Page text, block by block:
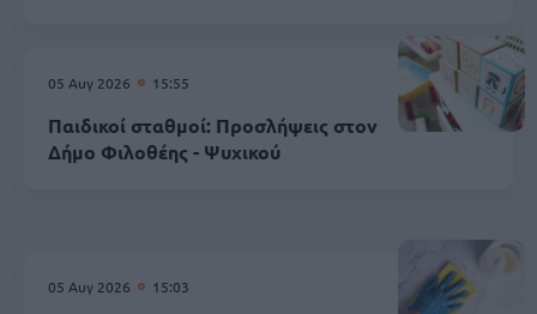
05 Αυγ 2026 15:55
Παιδικοί σταθμοί: Προσλήψεις στον
Δήμο Φιλοθέης - Ψυχικού
05 Αυγ 2026 15:03